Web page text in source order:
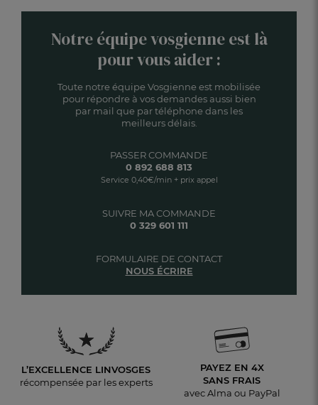
Notre équipe vosgienne est là
pour vous aider :
Toute notre équipe Vosgienne est mobilisée
pour répondre à vos demandes aussi bien
par mail que par téléphone dans les
meilleurs délais.
SUIVRE MA COMMANDE
0 329 601 111
PASSER COMMANDE
0 892 688 813
Service 0,40€/min + prix appel
FORMULAIRE DE CONTACT
NOUS ÉCRIRE
L’EXCELLENCE LINVOSGES
récompensée par les experts
PAYEZ EN 4X
SANS FRAIS
avec Alma ou PayPal